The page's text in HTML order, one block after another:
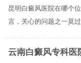
昆明白癜风医院在哪个
言，关心的问题之一莫
云南白癜风专科医